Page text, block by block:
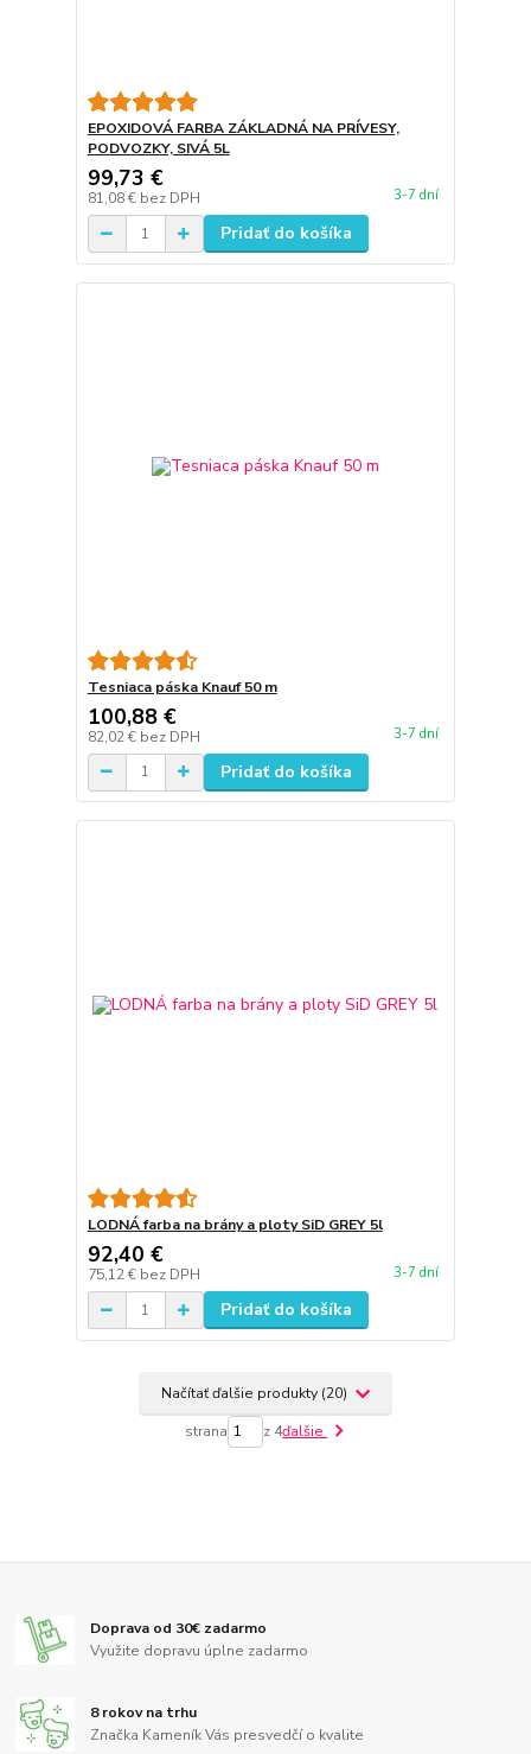
EPOXIDOVÁ FARBA ZÁKLADNÁ NA PRÍVESY,
PODVOZKY, SIVÁ 5L
99,73 €
81,08 € bez DPH 3-7 dní
Pridať do košíka
Tesniaca páska Knauf 50 m
100,88 €
82,02 € bez DPH 3-7 dní
Pridať do košíka
LODNÁ farba na brány a ploty SiD GREY 5l
92,40 €
75,12 € bez DPH 3-7 dní
Pridať do košíka
Načítať ďalšie produkty (20)
strana z 4ďalšie
Doprava od 30€ zadarmo
Využite dopravu úplne zadarmo
8 rokov na trhu
Značka Kameník Vás presvedčí o kvalite